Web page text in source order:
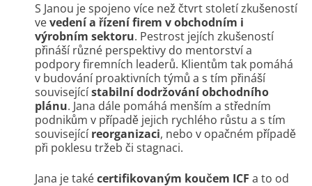
S Janou je spojeno více než čtvrt století zkušeností
vevedení a řízení firem v obchodním i
výrobním sektoru. Pestrost jejích zkušeností
přináší různé perspektivy do mentorství a
podpory firemních leaderů. Klientům tak pomáhá
v budování proaktivních týmů a s tím přináší
souvisejícístabilní dodržování obchodního
plánu. Jana dále pomáhá menším a středním
podnikům v případě jejich rychlého růstu a s tím
související reorganizaci, nebo v opačném případě
při poklesu tržeb či stagnaci.
Jana je takécertifikovaným koučem ICF a to od